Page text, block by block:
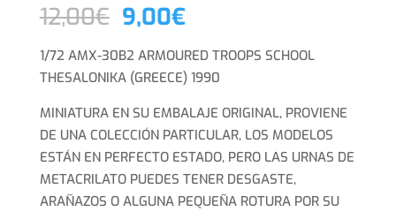
12,00€ El
original
era:
12,00€.
9,00€El
actual
es:
9,00€.
1/72 AMX-30B2 ARMOURED TROOPS SCHOOL
THESALONIKA (GREECE) 1990
MINIATURA EN SU EMBALAJE ORIGINAL, PROVIENE
DE UNA COLECCIÓN PARTICULAR, LOS MODELOS
ESTÁN EN PERFECTO ESTADO, PERO LAS URNAS DE
METACRILATO PUEDES TENER DESGASTE,
ARAÑAZOS O ALGUNA PEQUEÑA ROTURA POR SU